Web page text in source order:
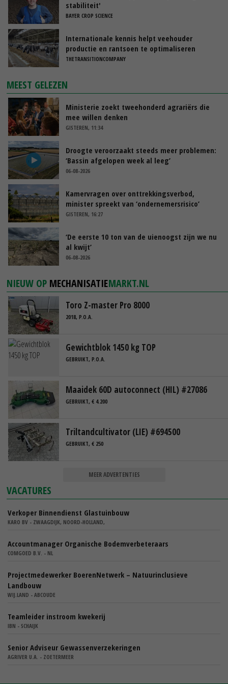
stabiliteit'
BAYER CROP SCIENCE
Internationale kennis helpt veehouder
productie en rantsoen te optimaliseren
THETRANSITIONCOMPANY
MEEST GELEZEN
Ministerie zoekt tweehonderd agrariërs die
mee willen denken
GISTEREN, 11:34
Droogte veroorzaakt steeds meer problemen:
‘Bassin afgelopen week al leeg’
06-08-2026
Kamervragen over onttrekkingsverbod,
minister spreekt van ‘ondernemersrisico’
GISTEREN, 16:27
‘De eerste 10 ton van de uienoogst zijn we nu
al kwijt’
06-08-2026
NIEUW OP MECHANISATIEMARKT.NL
Toro Z-master Pro 8000
2018, P.O.A.
Gewichtblok 1450 kg TOP
GEBRUIKT, P.O.A.
Maaidek 60D autoconnect (HIL) #27086
GEBRUIKT, € 4.200
Triltandcultivator (LIE) #694500
GEBRUIKT, € 250
MEER ADVERTENTIES
VACATURES
Verkoper Binnendienst Glastuinbouw
KARO BV - ZWAAGDIJK, NOORD-HOLLAND,
Accountmanager Organische Bodemverbeteraars
COMGOED B.V. - NL
Projectmedewerker BoerenNetwerk – Natuurinclusieve
Landbouw
WIJ.LAND - ABCOUDE
Teamleider instroom kwekerij
IBN - SCHAIJK
Senior Adviseur Gewassenverzekeringen
AGRIVER U.A. - ZOETERMEER